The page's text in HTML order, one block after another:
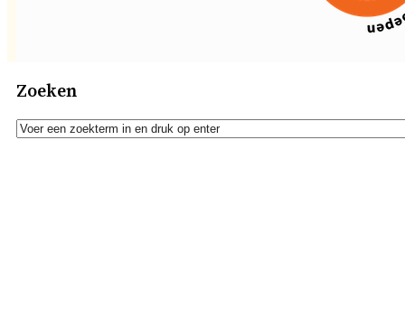
Zoeken
Zoeken